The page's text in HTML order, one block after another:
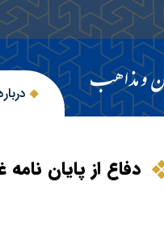
دفاع از پایان